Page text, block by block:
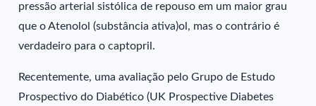
pressão arterial sistólica de repouso em um maior grau
que o Atenolol (substância ativa)ol, mas o contrário é
verdadeiro para o captopril.
Recentemente, uma avaliação pelo Grupo de Estudo
Prospectivo do Diabético (UK Prospective Diabetes